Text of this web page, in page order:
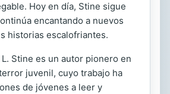
Hoy en día, Stine sigue
encantando a nuevos
historias escalofriantes.
L. Stine es un autor pionero en
juvenil, cuyo trabajo ha
de jóvenes a leer y